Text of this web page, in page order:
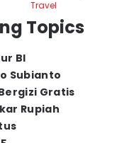
Travel
Topics
BI
Subianto
Gratis
Rupiah